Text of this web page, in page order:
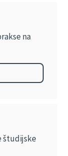
na
študijske